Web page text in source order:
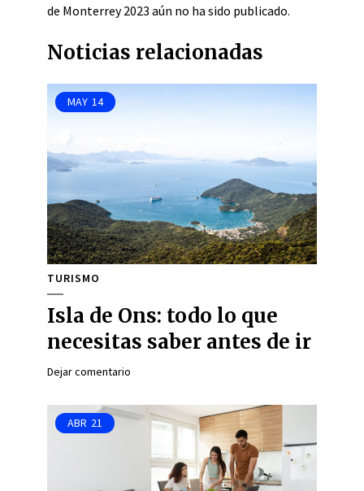
de Monterrey 2023 aún no ha sido publicado.
Noticias relacionadas
MAY 14
TURISMO
Isla de Ons: todo lo que
necesitas saber antes de ir
Dejar comentario
ABR 21